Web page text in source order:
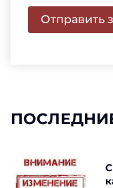
Отправить